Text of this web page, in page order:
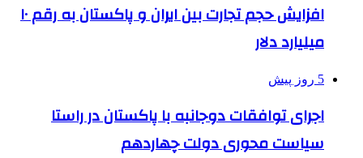
افزایش حجم تجارت بین ایران و پاکستان به رقم ۱۰
میلیارد دلار
5 روز پیش
اجرای توافقات دوجانبه با پاکستان در راستا
سیاست محوری دولت چهاردهم